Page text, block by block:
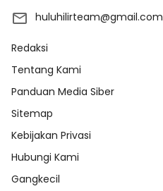
huluhilirteam@gmail.com
Redaksi
Tentang Kami
Panduan Media Siber
Sitemap
Kebijakan Privasi
Hubungi Kami
Gangkecil